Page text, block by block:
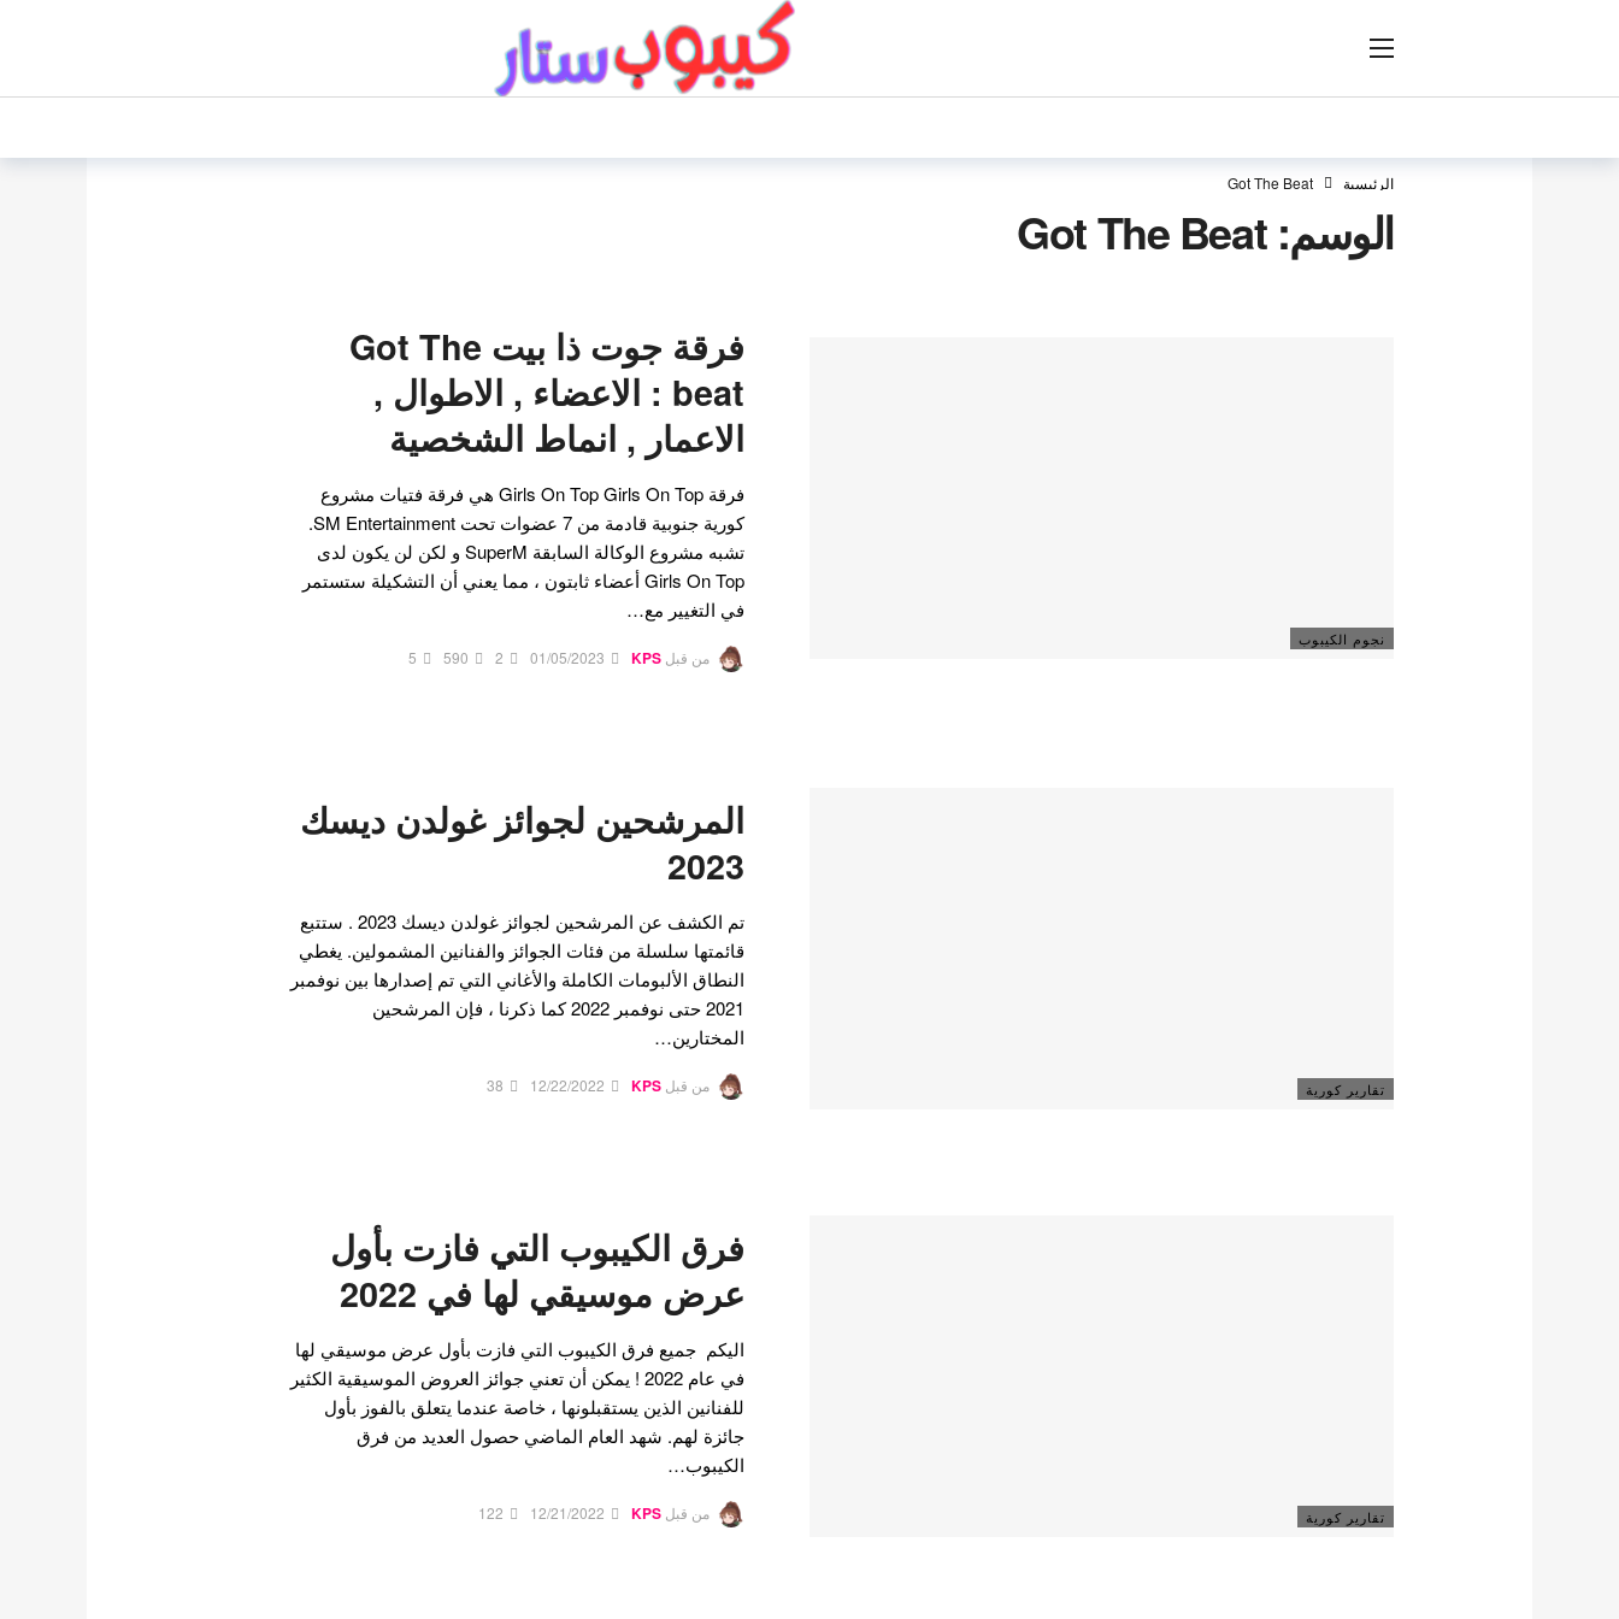
الرئيسية Got The Beat
الوسم:Got The Beat
نجوم الكيبوب
فرقة جوت ذا بيت Got The
beat : الاعضاء , الاطوال ,
الاعمار , انماط الشخصية
فرقة Girls On Top Girls On Top هي فرقة فتيات مشروع
كورية جنوبية قادمة من 7 عضوات تحت SM Entertainment.
تشبه مشروع الوكالة السابقة SuperM و لكن لن يكون لدى
Girls On Top أعضاء ثابتون ، مما يعني أن التشكيلة ستستمر
في التغيير مع…
من قبل KPS
01/05/2023
2
590
5
تقارير كورية
المرشحين لجوائز غولدن ديسك
2023
تم الكشف عن المرشحين لجوائز غولدن ديسك 2023 . ستتبع
قائمتها سلسلة من فئات الجوائز والفنانين المشمولين. يغطي
النطاق الألبومات الكاملة والأغاني التي تم إصدارها بين نوفمبر
2021 حتى نوفمبر 2022 كما ذكرنا ، فإن المرشحين
المختارين…
من قبل KPS
12/22/2022
38
تقارير كورية
فرق الكيبوب التي فازت بأول
عرض موسيقي لها في 2022
اليكم جميع فرق الكيبوب التي فازت بأول عرض موسيقي لها
في عام 2022 ! يمكن أن تعني جوائز العروض الموسيقية الكثير
للفنانين الذين يستقبلونها ، خاصة عندما يتعلق بالفوز بأول
جائزة لهم. شهد العام الماضي حصول العديد من فرق
الكيبوب…
من قبل KPS
12/21/2022
122